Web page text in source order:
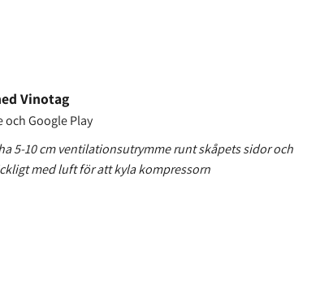
Vinotag
och Google Play
5-10 cm ventilationsutrymme runt skåpets sidor och
med luft för att kyla kompressorn